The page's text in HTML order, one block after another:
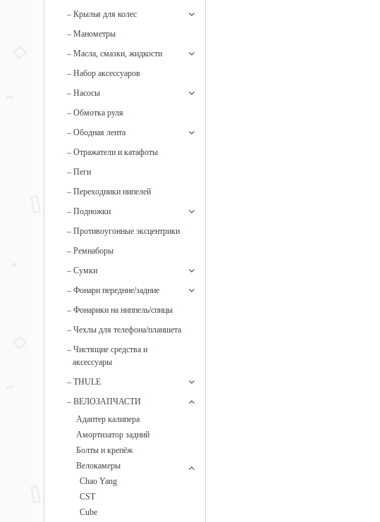
– Крылья для колес
– Манометры
– Масла, смазки, жидкости
– Набор аксессуаров
– Насосы
– Обмотка руля
– Ободная лента
– Отражатели и катафоты
– Пеги
– Переходники нипелей
– Подножки
– Противоугонные эксцентрики
– Ремнаборы
– Сумки
– Фонари передние/задние
– Фонарики на ниппель/спицы
– Чехлы для телефона/планшета
– Чистящие средства и
аксессуары
– THULE
– ВЕЛОЗАПЧАСТИ
Адаптер калипера
Амортизатор задний
Болты и крепёж
Велокамеры
Chao Yang
CST
Cube